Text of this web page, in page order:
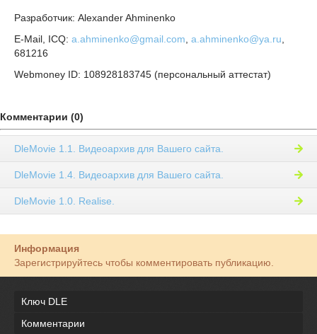
Разработчик: Alexander Ahminenko
E-Mail, ICQ: a.ahminenko@gmail.com a.ahminenko@ya.ru
681216
Webmoney ID: 108928183745 (персональный аттестат)
Комментарии (0)
DleMovie 1.1. Видеоархив для Вашего сайта.
DleMovie 1.4. Видеоархив для Вашего сайта.
DleMovie 1.0. Realise.
Информация
Зарегистрируйтесь чтобы комментировать публикацию.
Ключ DLE
Комментарии